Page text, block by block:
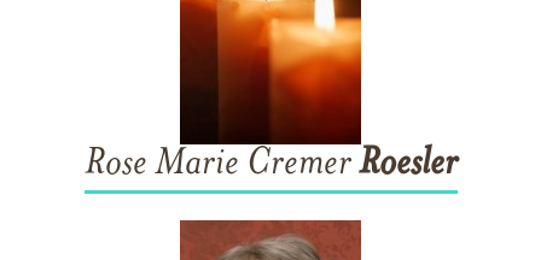
Rose Marie CremerRoesler